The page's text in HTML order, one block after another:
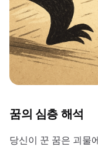
꿈의 심층 해석
당신이 꾼 꿈은 괴물